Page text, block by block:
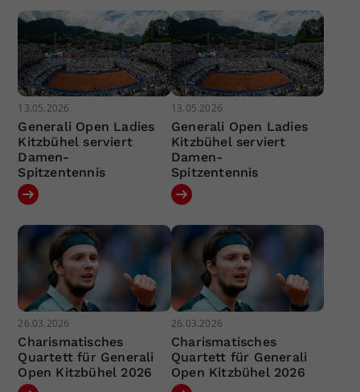
13.05.2026
Generali Open Ladies
Kitzbühel serviert
Damen-
Spitzentennis
13.05.2026
Generali Open Ladies
Kitzbühel serviert
Damen-
Spitzentennis
26.03.2026
Charismatisches
Quartett für Generali
Open Kitzbühel 2026
26.03.2026
Charismatisches
Quartett für Generali
Open Kitzbühel 2026